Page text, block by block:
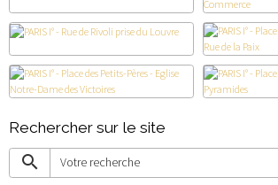
Rechercher sur le site